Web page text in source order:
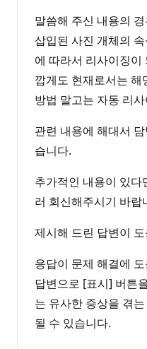
말씀해 주신 내용의
삽입된 사진 개체의
에 따라서 리사이징
깝게도 현재로서는
방법 말고는 자동 리
관련 내용에 해대서
습니다.
추가적인 내용이 있
러 회신해주시기 바랍
제시해 드린 답변이
응답이 문제 해결에
답변으로 [표시] 버튼
는 유사한 증상을 겪
될 수 있습니다.